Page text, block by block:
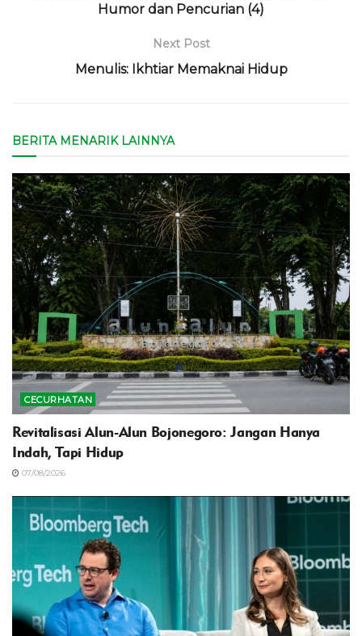
Humor dan Pencurian (4)
Next Post
Menulis: Ikhtiar Memaknai Hidup
BERITA MENARIK LAINNYA
CECURHATAN
Revitalisasi Alun-Alun Bojonegoro: Jangan Hanya
Indah, Tapi Hidup
07/08/2026